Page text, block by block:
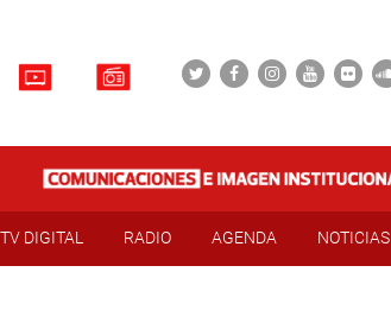
TV DIGITAL RADIO AGENDA NOTICIAS